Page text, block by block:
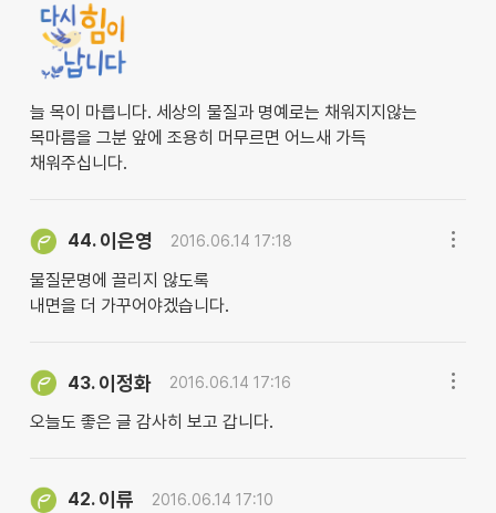
늘 목이 마릅니다. 세상의 물질과 명예로는 채워지지않는
목마름을 그분 앞에 조용히 머무르면 어느새 가득
채워주십니다.
44. 이은영 2016.06.14 17:18
물질문명에 끌리지 않도록
내면을 더 가꾸어야겠습니다.
43. 이정화 2016.06.14 17:16
오늘도 좋은 글 감사히 보고 갑니다.
42. 이류 2016.06.14 17:10